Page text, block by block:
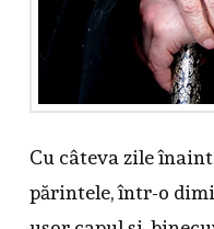
Cu câteva zile
părintele, într-o